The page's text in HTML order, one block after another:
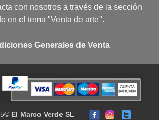
con nosotros a través de la sección
en el tema "Venta de arte".
Generales de Venta
El Marco Verde SL -